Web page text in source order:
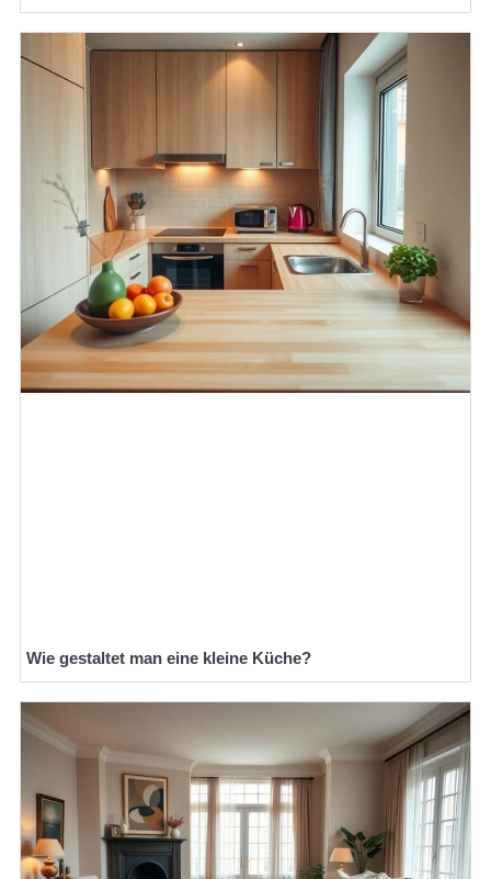
Wie gestaltet man eine kleine Küche?